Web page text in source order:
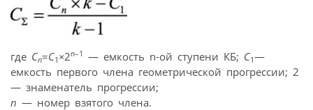
где Cn=C1 ×2n–1 — емкость n-ой ступени КБ; C1—
емкость первого члена геометрической прогрессии; 2
— знаменатель прогрессии;
n — номер взятого члена.